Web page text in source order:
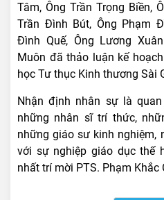
Tâm, Ông Trần Trọng Biền,
Trần Đình Bút, Ông Phạm
Đình Quế, Ông Lương
Muôn đã thảo luận kế
học Tư thục Kinh thương Sài
Nhận định nhân sự là
những nhân sĩ trí thức,
những giáo sư kinh nghiệm,
với sự nghiệp giáo dục thế
nhất trí mời PTS. Phạm Khắc